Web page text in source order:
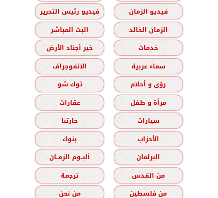
فيديو الزمان
فيديو رئيس التحرير
الزمان الخالد
البث المباشر
خدمات
خير أجناد الأرض
سماء عربية
الانفوجراف
رؤى و أحلام
توك شو
مرأة و طفل
عقارات
سيارات
حارتنا
الأحزاب
بنوك
البرلمان
ألبــوم الزمــان
من القدس
ترجمة
من فلسطين
من نحن